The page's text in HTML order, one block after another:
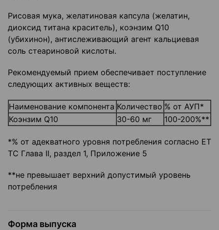
Рисовая мука, желатиновая капсула (желатин,
диоксид титана краситель), коэнзим Q10
(убихинон), антислеживающий агент кальциевая
соль стеариновой кислоты.
Рекомендуемый прием обеспечивает поступление
следующих активных веществ:
Наименование компонента Количество % от АУП*
Коэнзим Q10
30-60 мг 100-200%**
*% от адекватного уровня потребления согласно ЕТ
ТС Глава II, раздел 1, Приложение 5
**не превышает верхний допустимый уровень
потребления
Форма выпуска